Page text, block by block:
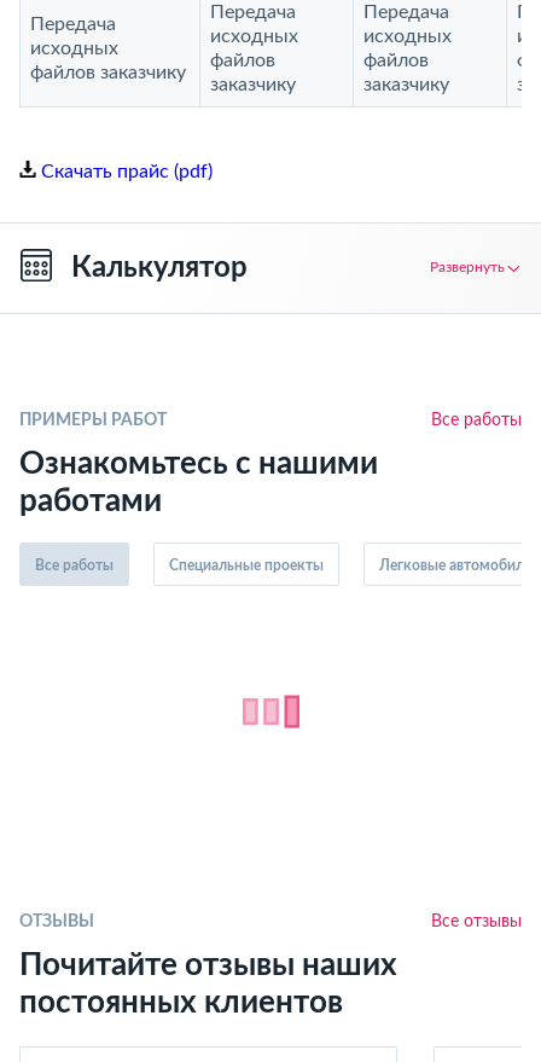
Передача
исходных
файлов заказчику
Передача
исходных
файлов
заказчику
Передача
исходных
файлов
заказчику
Скачать прайс (pdf)
Калькулятор Развернуть
ПРИМЕРЫ РАБОТ Все работы
Ознакомьтесь с нашими
работами
Все работы Специальные проекты Легковые автомобили
ОТЗЫВЫ Все отзывы
Почитайте отзывы наших
постоянных клиентов